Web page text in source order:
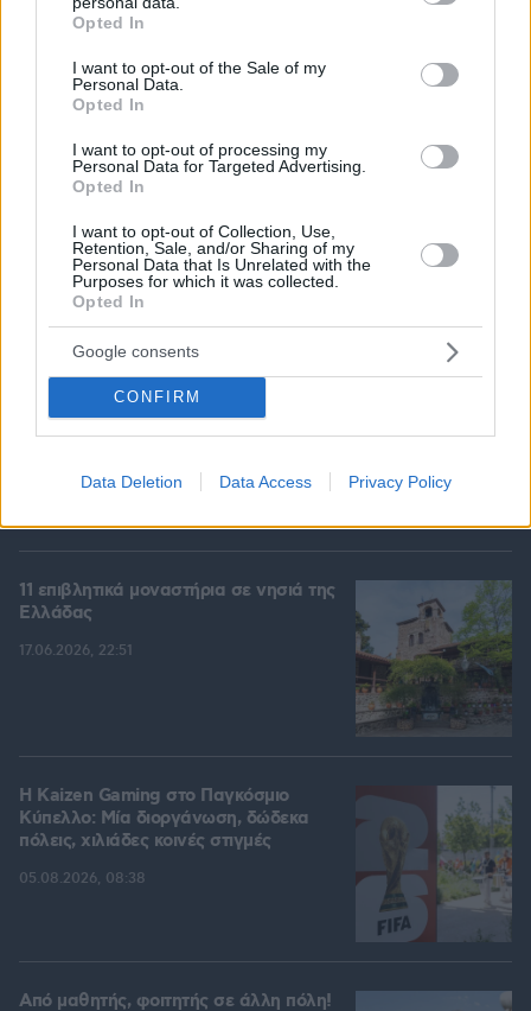
grant or deny consent to Google and its third-party tags to
use your data for below specified purposes in below Google
consent section.
Opted In
I want to opt-out of the Sale of my
Personal Data.
Opted In
I want to opt-out of processing my
Personal Data for Targeted Advertising.
Opted In
I want to opt-out of Collection, Use,
Retention, Sale, and/or Sharing of my
Personal Data that Is Unrelated with the
Purposes for which it was collected.
Opted In
Google consents
CONFIRM
Data Deletion Data Access Privacy Policy
Αφροδίτη στον Ζυγό από σήμερα: Τα τυχερά
11 επιβλητικά μοναστήρια σε νησιά της
Ελλάδας
17.06.2026, 22:51
H Kaizen Gaming στο Παγκόσμιο
Kύπελλο: Μία διοργάνωση, δώδεκα
πόλεις, χιλιάδες κοινές στιγμές
05.08.2026, 08:38
Από μαθητής, φοιτητής σε άλλη πόλη!